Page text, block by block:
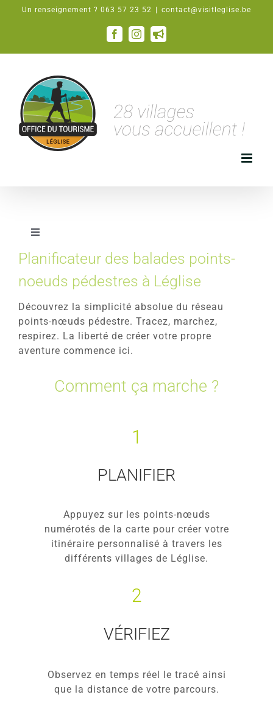
PasserUn renseignement ? 063 57 23 52 contact@visitleglise.be
Facebook
Instagram
Email
Toggle
Poinds-noeuds
Balades balisées
Sentiers et balades thématiques
Autres balades
Activités en groupe
Planificateur des balades points-
noeuds pédestres à Léglise
Découvrez la simplicité absolue du réseau
points-nœuds pédestre. Tracez, marchez,
respirez. La liberté de créer votre propre
aventure commence ici.
Comment ça marche ?
1
PLANIFIER
Appuyez sur les points-nœuds
numérotés de la carte pour créer votre
itinéraire personnalisé à travers les
différents villages de Léglise.
2
VÉRIFIEZ
Observez en temps réel le tracé ainsi
que la distance de votre parcours.